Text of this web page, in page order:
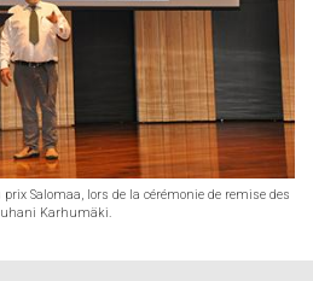
Salomaa, lors de la cérémonie de remise des
Karhumäki.